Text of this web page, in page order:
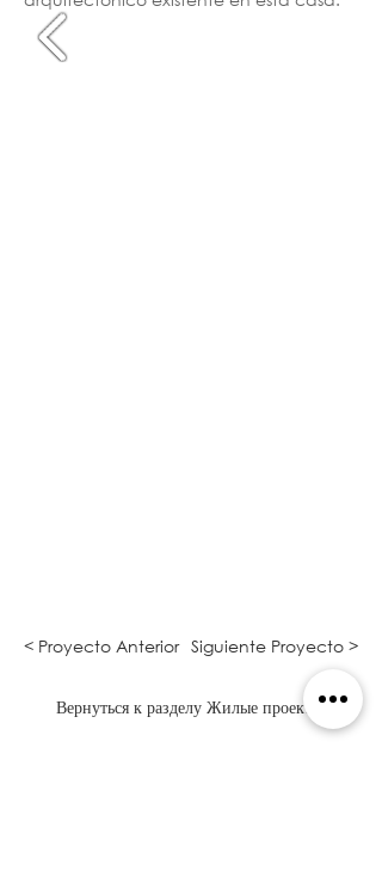
< Proyecto Anterior Siguiente Proyecto >
Вернуться к разделу Жилые проекты